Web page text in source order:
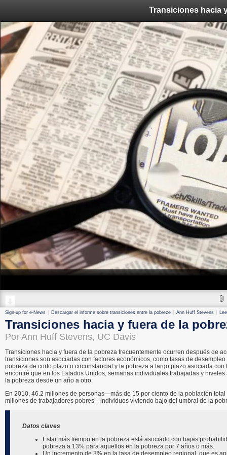
Sign-up for e-News Descargar el informe sobre transiciones entre la pobreze Ann Huff Stevens
Transiciones hacia y fuera de la
Por Ann Huff Stevens, UC Davis
Transiciones hacia y fuera de la pobreza frecuentemente ocurren después de
transiciones son asociadas con factores económicos, como tasas de
pobreza de corto plazo o circunstancial y la pobreza a largo plazo asociada
encontré que en los Estados Unidos, semanas individuales trabajadas y
la pobreza desde un año a otro.
En 2010, 46.2 millones de personas—más de 15 por ciento de la población
millones de trabajadores pobres—individuos viviendo bajo del umbral de la
Datos claves
Estar más tiempo en la pobreza está asociado con bajas
pobreza a 13% para aquellos en la pobreza por 7 años o más.
Un incremento de 3% en la tasa de desempleo regional, que es